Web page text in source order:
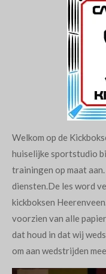
Welkom op de
huiselijke sportstudio
trainingen op maat
diensten.De les word
kickboksen
voorzien van alle
dat houd in dat wij
om aan wedstrijden